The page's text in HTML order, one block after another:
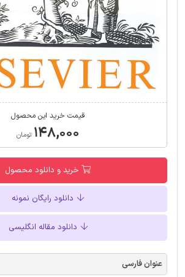
قیمت خرید این محصول
۱۴۸,۰۰۰ تومان
خرید و دانلود محصول
دانلود رایگان نمونه
دانلود مقاله انگلیسی
عنوان فارسی